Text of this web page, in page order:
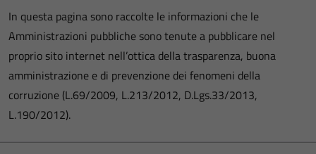
In questa pagina sono raccolte le informazioni che le
Amministrazioni pubbliche sono tenute a pubblicare nel
proprio sito internet nell’ottica della trasparenza, buona
amministrazione e di prevenzione dei fenomeni della
corruzione (L.69/2009, L.213/2012, D.Lgs.33/2013,
L.190/2012).